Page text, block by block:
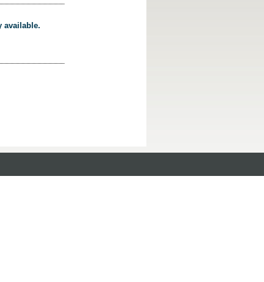
available.